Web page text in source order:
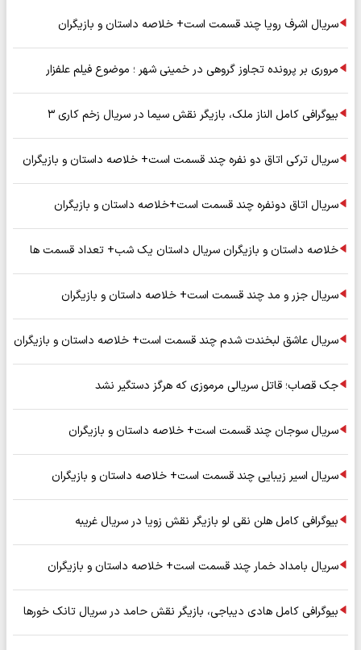
سریال اشرف رویا چند قسمت است+ خلاصه داستان و بازیگران
مروری بر پرونده تجاوز گروهی در خمینی شهر ؛ موضوع فیلم علفزار
بیوگرافی کامل الناز ملک، بازیگر نقش سیما در سریال زخم کاری ۳
سریال ترکی اتاق دو نفره چند قسمت است+ خلاصه داستان و بازیگران
سریال اتاق دونفره چند قسمت است+خلاصه داستان و بازیگران
خلاصه داستان و بازیگران سریال داستان یک شب+ تعداد قسمت ها
سریال جزر و مد چند قسمت است+ خلاصه داستان و بازیگران
سریال عاشق لبخندت شدم چند قسمت است+ خلاصه داستان و بازیگران
جک قصاب؛ قاتل سریالی مرموزی که هرگز دستگیر نشد
سریال سوجان چند قسمت است+ خلاصه داستان و بازیگران
سریال اسیر زیبایی چند قسمت است+ خلاصه داستان و بازیگران
بیوگرافی کامل هلن نقی لو بازیگر نقش زویا در سریال غریبه
سریال بامداد خمار چند قسمت است+ خلاصه داستان و بازیگران
بیوگرافی کامل هادی دیباجی، بازیگر نقش حامد در سریال تانک خورها